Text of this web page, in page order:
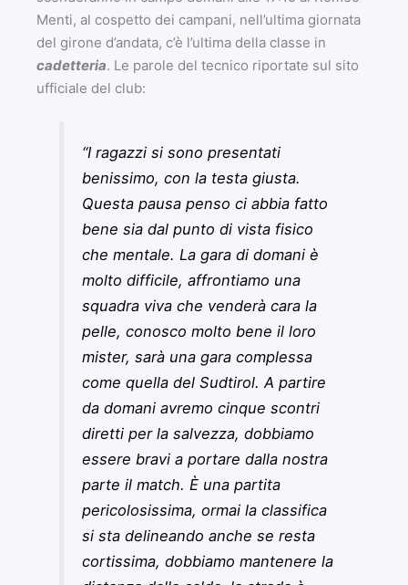
Menti, al cospetto dei campani, nell’ultima giornata
del girone d’andata, c’è l’ultima della classe in
cadetteria. Le parole del tecnico riportate sul sito
ufficiale del club:
“I ragazzi si sono presentati
benissimo, con la testa giusta.
Questa pausa penso ci abbia fatto
bene sia dal punto di vista fisico
che mentale. La gara di domani è
molto difficile, affrontiamo una
squadra viva che venderà cara la
pelle, conosco molto bene il loro
mister, sarà una gara complessa
come quella del Sudtirol. A partire
da domani avremo cinque scontri
diretti per la salvezza, dobbiamo
essere bravi a portare dalla nostra
parte il match. È una partita
pericolosissima, ormai la classifica
si sta delineando anche se resta
cortissima, dobbiamo mantenere la